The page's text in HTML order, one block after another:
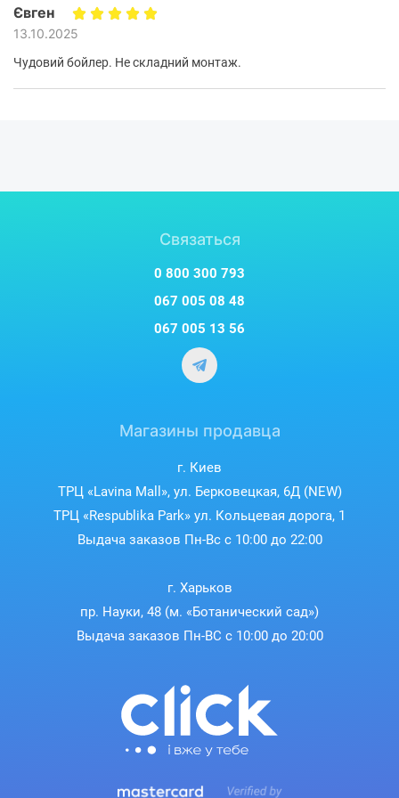
Євген
13.10.2025
Чудовий бойлер. Не складний монтаж.
Связаться
0 800 300 793
067 005 08 48
067 005 13 56
Магазины продавца
г. Киев
ТРЦ «Lavina Mall», ул. Берковецкая, 6Д (NEW)
ТРЦ «Respublika Park» ул. Кольцевая дорога, 1
Выдача заказов Пн-Вс с 10:00 до 22:00
г. Харьков
пр. Науки, 48 (м. «Ботанический сад»)
Выдача заказов Пн-ВС с 10:00 до 20:00